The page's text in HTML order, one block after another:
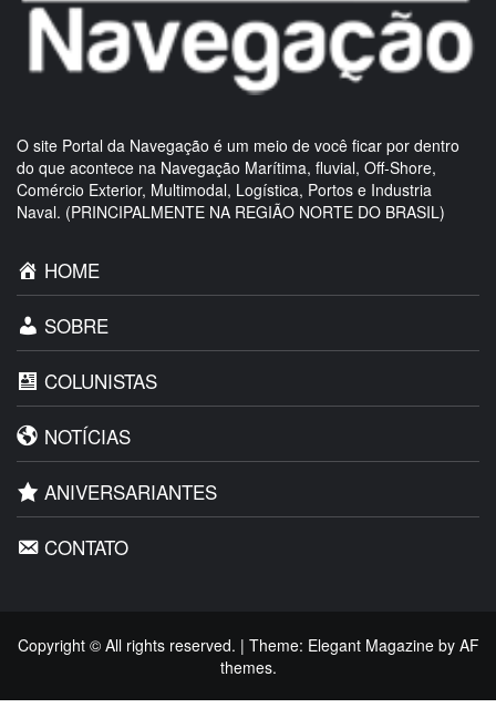
O site Portal da Navegação é um meio de você ficar por dentro
do que acontece na Navegação Marítima, fluvial, Off-Shore,
Comércio Exterior, Multimodal, Logística, Portos e Industria
Naval. (PRINCIPALMENTE NA REGIÃO NORTE DO BRASIL)
HOME
SOBRE
COLUNISTAS
NOTÍCIAS
ANIVERSARIANTES
CONTATO
Copyright © All rights reserved. | Theme: Elegant Magazineby AF
themes.